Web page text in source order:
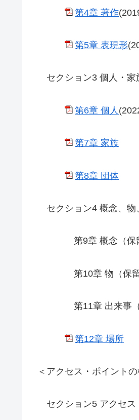
第4章 著作
第5章 表現形
セクション3 個人・家
第6章 個人
第7章 家族
第8章 団体
セクション4 概念、物
第9章 概念（保留
第10章 物（保留
第11章 出来事（
第12章 場所
＜アクセス・ポイントの
セクション5 アクセス